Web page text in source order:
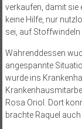
verkaufen, damit sie
keine Hilfe, nur
sei, auf Stoffwindeln
Währenddessen
angespannte
wurde ins
Rosa Oriol. Dort
brachte Raquel auch